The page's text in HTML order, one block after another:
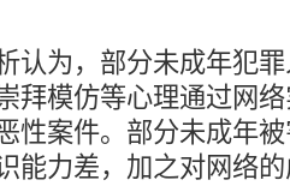
为，部分未成年犯罪
拜模仿等心理通过网
性案件。部分未成年
能力差，加之对网络